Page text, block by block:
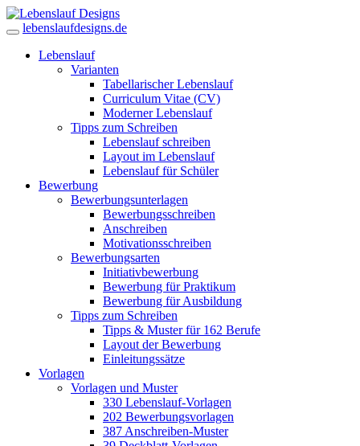
lebenslaufdesigns.de
Lebenslauf
Varianten
Tabellarischer Lebenslauf
Curriculum Vitae (CV)
Moderner Lebenslauf
Tipps zum Schreiben
Lebenslauf schreiben
Layout im Lebenslauf
Lebenslauf für Schüler
Bewerbung
Bewerbungsunterlagen
Bewerbungsschreiben
Anschreiben
Motivationsschreiben
Bewerbungsarten
Initiativbewerbung
Bewerbung für Praktikum
Bewerbung für Ausbildung
Tipps zum Schreiben
Tipps & Muster für 162 Berufe
Layout der Bewerbung
Einleitungssätze
Vorlagen
Vorlagen und Muster
330 Lebenslauf-Vorlagen
202 Bewerbungsvorlagen
387 Anschreiben-Muster